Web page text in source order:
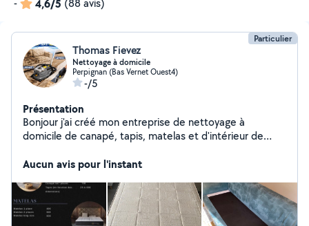
-
4,6/5 (88 avis)
Particulier
Thomas Fievez
Nettoyage à domicile
Perpignan (Bas Vernet Ouest4)
-/5
Présentation
Bonjour j'ai créé mon entreprise de nettoyage à
domicile de canapé, tapis, matelas et d'intérieur de
alentours (50km) Dispo 7/7
Aucun avis pour l'instant